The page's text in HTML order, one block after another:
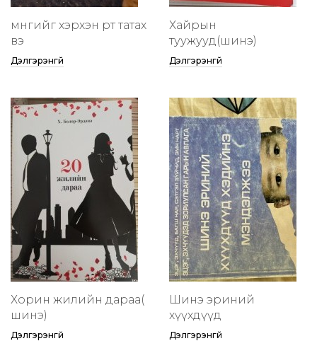
мөнгийг хэрхэн өөртөө татах
вэ
Дэлгэрэнгүй
Хайрын
туужууд(шинэ)
Дэлгэрэнгүй
Хорин жилийн дараа(
шинэ)
Дэлгэрэнгүй
Шинэ эриний
хүүхдүүд
Дэлгэрэнгүй